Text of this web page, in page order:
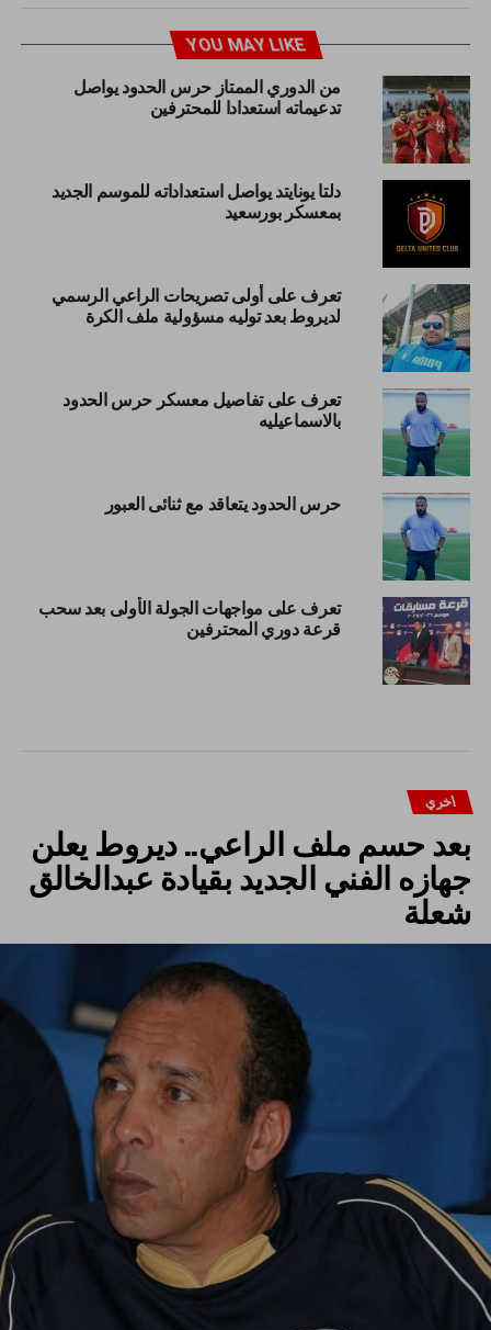
YOU MAY LIKE
من الدوري الممتاز حرس الحدود يواصل
تدعيماته استعدادا للمحترفين
دلتا يونايتد يواصل استعداداته للموسم الجديد
بمعسكر بورسعيد
تعرف على أولى تصريحات الراعي الرسمي
لديروط بعد توليه مسؤولية ملف الكرة
تعرف على تفاصيل معسكر حرس الحدود
بالاسماعيليه
حرس الحدود يتعاقد مع ثنائى العبور
تعرف على مواجهات الجولة الأولى بعد سحب
قرعة دوري المحترفين
اخري
بعد حسم ملف الراعي.. ديروط يعلن
جهازه الفني الجديد بقيادة عبدالخالق
شعلة